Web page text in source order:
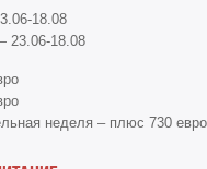
18.08
23.06-18.08
неделя – плюс 730 евро